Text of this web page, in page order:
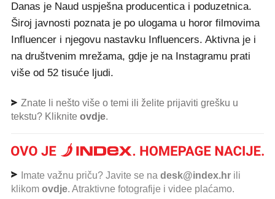
Danas je Naud uspješna producentica i poduzetnica.
Široj javnosti poznata je po ulogama u horor filmovima
Influencer i njegovu nastavku Influencers. Aktivna je i
na društvenim mrežama, gdje je na Instagramu prati
više od 52 tisuće ljudi.
Znate li nešto više o temi ili želite prijaviti grešku u
tekstu? Kliknite ovdje.
Imate važnu priču? Javite se na desk@index.hr ili
klikom ovdje. Atraktivne fotografije i videe plaćamo.